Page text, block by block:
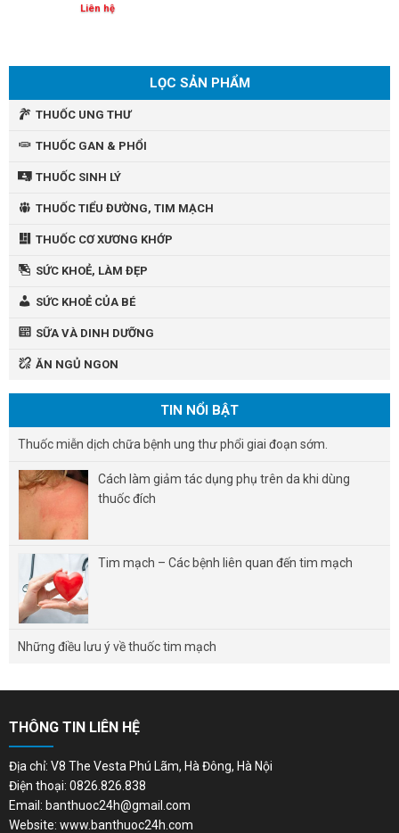
Liên hệ
LỌC SẢN PHẨM
THUỐC UNG THƯ
THUỐC GAN & PHỔI
THUỐC SINH LÝ
THUỐC TIỂU ĐƯỜNG, TIM MẠCH
THUỐC CƠ XƯƠNG KHỚP
SỨC KHOẺ, LÀM ĐẸP
SỨC KHOẺ CỦA BÉ
SỮA VÀ DINH DƯỠNG
ĂN NGỦ NGON
TIN NỔI BẬT
Thuốc miễn dịch chữa bệnh ung thư phổi giai đoạn sớm.
Cách làm giảm tác dụng phụ trên da khi dùng
thuốc đích
Tim mạch – Các bệnh liên quan đến tim mạch
Những điều lưu ý về thuốc tim mạch
THÔNG TIN LIÊN HỆ
Địa chỉ: V8 The Vesta Phú Lãm, Hà Đông, Hà Nội
Điện thoại: 0826.826.838
Email: banthuoc24h@gmail.com
Website: www.banthuoc24h.com